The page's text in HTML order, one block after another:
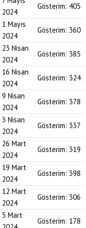
2024
Gösterim: 405
1 Mayıs
2024
Gösterim: 360
23 Nisan
2024
Gösterim: 385
16 Nisan
2024
Gösterim: 324
9 Nisan
2024
Gösterim: 378
3 Nisan
2024
Gösterim: 337
26 Mart
2024
Gösterim: 319
19 Mart
2024
Gösterim: 398
12 Mart
2024
Gösterim: 306
5 Mart
Gösterim: 178